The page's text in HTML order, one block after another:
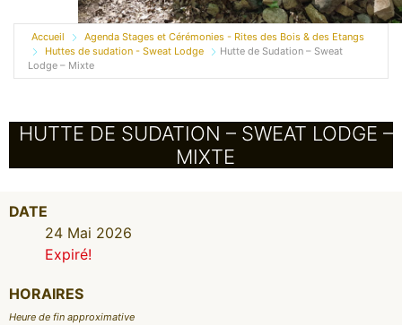
Accueil
Agenda Stages et Cérémonies - Rites des Bois & des Etangs
Huttes de sudation - Sweat Lodge
Hutte de Sudation – Sweat
Lodge – Mixte
HUTTE DE SUDATION – SWEAT LODGE –
MIXTE
DATE
24 Mai 2026
Expiré!
HORAIRES
Heure de fin approximative